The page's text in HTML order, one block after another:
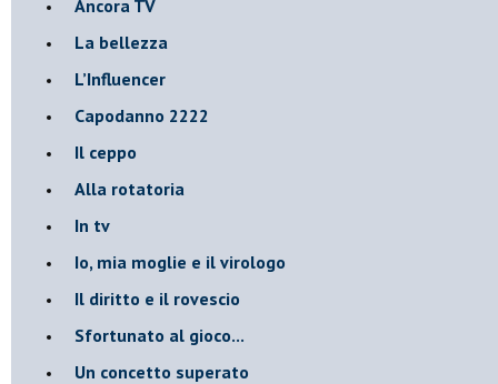
Ancora TV
La bellezza
L’Influencer
​Capodanno 2222
Il ceppo
Alla rotatoria
In tv
Io, mia moglie e il virologo
Il diritto e il rovescio
Sfortunato al gioco...
Un concetto superato